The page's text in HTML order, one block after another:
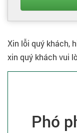
Xin lỗi quý khách,
xin quý khách vui
Phó